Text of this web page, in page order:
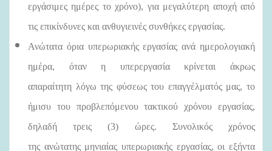
εργάσιμες ημέρες το χρόνο), για μεγαλύτερη αποχή από
τις επικίνδυνες και ανθυγιεινές συνθήκες εργασίας.
Ανώτατα όρια υπερωριακής εργασίας ανά ημερολογιακή
ημέρα, όταν η υπερεργασία κρίνεται άκρως
απαραίτητη λόγω της φύσεως του επαγγέλματός μας, το
ήμισυ του προβλεπόμενου τακτικού χρόνου εργασίας,
δηλαδή τρεις (3) ώρες. Συνολικός χρόνος
της ανώτατης μηνιαίας υπερωριακής εργασίας, οι εξήντα